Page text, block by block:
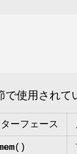
で使用されて
ーフェース
()